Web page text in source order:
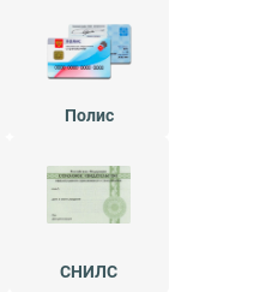
Полис
СНИЛС